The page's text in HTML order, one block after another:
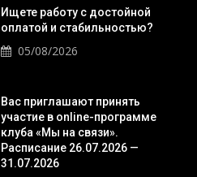
Ищете работу с достойной
оплатой и стабильностью?
05/08/2026
Вас приглашают принять
участие в online-программе
клуба «Мы на связи».
Расписание 26.07.2026 —
31.07.2026